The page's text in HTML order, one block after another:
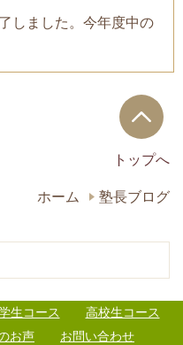
しました。今年度中の
トップへ
ホーム 塾長ブログ
生コース
高校生コース
お声 お問い合わせ